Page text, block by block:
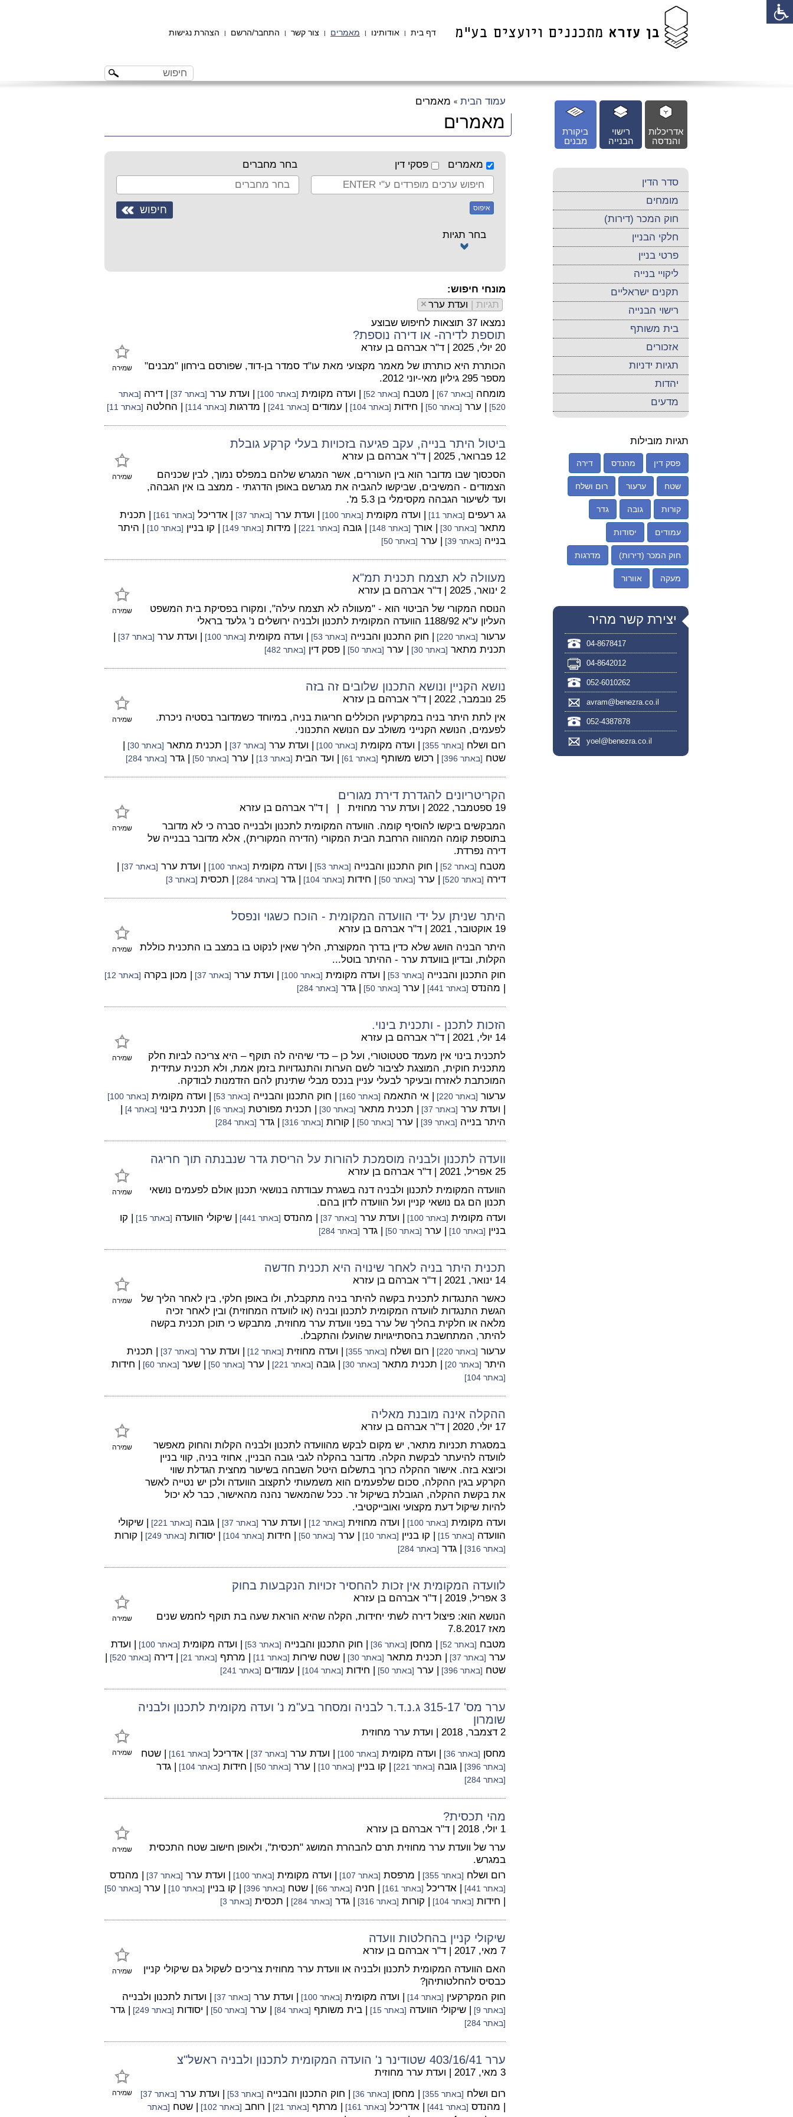
דף בית | אודותינו | מאמרים | צור קשר | התחבר/הרשם | הצהרת נגישות
עמוד הבית » מאמרים
מאמרים
מאמרים פסקי דין בחר מחברים
איפוס
בחר תגיות
מונחי חיפוש:
תגיות | ועדת ערר ×
נמצאו 37 תוצאות לחיפוש שבוצע
תוספת לדירה- או דירה נוספת?
שמירה
20 יולי, 2025 | ד"ר אברהם בן עזרא
הכותרת היא כותרתו של מאמר מקצועי מאת עו"ד סמדר בן-דוד, שפורסם בירחון "מבנים"
מספר 295 גיליון מאי-יוני 2012.
מומחה [באתר 67] | מטבח [באתר 52] | ועדה מקומית [באתר 100] | ועדת ערר [באתר 37] | דירה [באתר
520] | ערר [באתר 50] | חידות [באתר 104] | עמודים [באתר 241] | מדרגות [באתר 114] | החלטה [באתר 11]
ביטול היתר בנייה, עקב פגיעה בזכויות בעלי קרקע גובלת
שמירה
12 פברואר, 2025 | ד"ר אברהם בן עזרא
הסכסוך שבו מדובר הוא בין העוררים, אשר המגרש שלהם במפלס נמוך, לבין שכניהם
הצמודים - המשיבים, שביקשו להגביה את מגרשם באופן הדרגתי - ממצב בו אין הגבהה,
ועד לשיעור הגבהה מקסימלי בן 5.3 מ'.
גג רעפים [באתר 11] | ועדה מקומית [באתר 100] | ועדת ערר [באתר 37] | אדריכל [באתר 161]
| תכנית
מתאר [באתר 30] | אורך [באתר 148] | גובה [באתר 221] | מידות [באתר 149] | קו בניין [באתר 10]
| היתר
בנייה [באתר 39] | ערר [באתר 50]
מעוולה לא תצמח תכנית תמ"א
שמירה
2 ינואר, 2025 | ד"ר אברהם בן עזרא
הנוסח המקורי של הביטוי הוא - "מעוולה לא תצמח עילה", ומקורו בפסיקת בית המשפט
העליון ע"א 1188/92 הוועדה המקומית לתכנון ולבניה ירושלים נ' גלעד בראלי
ערעור [באתר 220] | חוק התכנון והבנייה [באתר 53] | ועדה מקומית [באתר 100] | ועדת ערר [באתר 37]
|
תכנית מתאר [באתר 30] | ערר [באתר 50] | פסק דין [באתר 482]
נושא הקניין ונושא התכנון שלובים זה בזה
שמירה
25 נובמבר, 2022 | ד"ר אברהם בן עזרא
אין לתת היתר בניה במקרקעין הכוללים חריגות בניה, במיוחד כשמדובר בסטיה ניכרת.
לפעמים, הנושא הקנייני משולב עם הנושא התכנוני.
רום ושלח [באתר 355] | ועדה מקומית [באתר 100] | ועדת ערר [באתר 37] | תכנית מתאר [באתר 30]
|
שטח [באתר 396] | רכוש משותף [באתר 61] | ועד הבית [באתר 13] | ערר [באתר 50] | גדר [באתר 284]
הקריטריונים להגדרת דירת מגורים
שמירה
19 ספטמבר, 2022 | ועדת ערר מחוזית |
| ד"ר אברהם בן עזרא
המבקשים ביקשו להוסיף קומה. הוועדה המקומית לתכנון ולבנייה סברה כי לא מדובר
בתוספת קומה המהווה הרחבת הבית המקורי (הדירה המקורית), אלא מדובר בבנייה של
דירה נפרדת.
מטבח [באתר 52] | חוק התכנון והבנייה [באתר 53] | ועדה מקומית [באתר 100] | ועדת ערר [באתר 37]
|
דירה [באתר 520] | ערר [באתר 50] | חידות [באתר 104] | גדר [באתר 284] | תכסית [באתר 3]
היתר שניתן על ידי הוועדה המקומית - הוכח כשגוי ונפסל
שמירה
19 אוקטובר, 2021 | ד"ר אברהם בן עזרא
היתר הבניה הושג שלא כדין בדרך המקוצרת, הליך שאין לנקוט בו במצב בו התכנית כוללת
הקלות, ובדיון בוועדת ערר - ההיתר בוטל...
חוק התכנון והבנייה [באתר 53] | ועדה מקומית [באתר 100] | ועדת ערר [באתר 37] | מכון בקרה [באתר 12]
| מהנדס [באתר 441] | ערר [באתר 50] | גדר [באתר 284]
הזכות לתכנן - ותכנית בינוי.
שמירה
14 יולי, 2021 | ד"ר אברהם בן עזרא
לתכנית בינוי אין מעמד סטטוטורי, ועל כן – כדי שיהיה לה תוקף – היא צריכה לביות חלק
מתכנית חוקית, המוצגת לציבור לשם הערות והתנגדויות בזמן אמת, ולא תכנית עתידית
המוכתבת לאזרח ובעיקר לבעלי עניין בנכס מבלי שתינתן להם הזדמנות לבודקה.
ערעור [באתר 220] | אי התאמה [באתר 160] | חוק התכנון והבנייה [באתר 53] | ועדה מקומית [באתר 100]
| ועדת ערר [באתר 37] | תכנית מתאר [באתר 30] | תכנית מפורטת [באתר 6] | תכנית בינוי [באתר 4]
|
היתר בנייה [באתר 39] | ערר [באתר 50] | קורות [באתר 316] | גדר [באתר 284]
וועדה לתכנון ולבניה מוסמכת להורות על הריסת גדר שנבנתה תוך חריגה
שמירה
25 אפריל, 2021 | ד"ר אברהם בן עזרא
הוועדה המקומית לתכנון ולבניה דנה בשגרת עבודתה בנושאי תכנון אולם לפעמים נושאי
תכנון הם גם נושאי קניין ועל הוועדה לדון בהם.
ועדה מקומית [באתר 100] | ועדת ערר [באתר 37] | מהנדס [באתר 441] | שיקולי הוועדה [באתר 15]
| קו
בניין [באתר 10] | ערר [באתר 50] | גדר [באתר 284]
תכנית היתר בניה לאחר שינויה היא תכנית חדשה
שמירה
14 ינואר, 2021 | ד"ר אברהם בן עזרא
כאשר התנגדות לתכנית בקשה להיתר בניה מתקבלת, ולו באופן חלקי, בין לאחר הליך של
הגשת התנגדות לוועדה המקומית לתכנון ובניה (או לוועדה המחוזית) ובין לאחר זכיה
מלאה או חלקית בהליך של ערר בפני וועדת ערר מחוזית, מתבקש כי תוכן תכנית בקשה
להיתר, המתחשבת בהסתייגויות שהועלו והתקבלו.
ערעור [באתר 220] | רום ושלח [באתר 355] | ועדה מחוזית [באתר 12] | ועדת ערר [באתר 37]
| תכנית
היתר [באתר 20] | תכנית מתאר [באתר 30] | גובה [באתר 221] | ערר [באתר 50] | שער [באתר 60] | חידות
[באתר 104]
ההקלה אינה מובנת מאליה
שמירה
17 יולי, 2020 | ד"ר אברהם בן עזרא
במסגרת תכניות מתאר, יש מקום לבקש מהוועדה לתכנון ולבניה הקלות והחוק מאפשר
לוועדה להיעתר לבקשת הקלה. מדובר בהקלה לגבי גובה הבניין, אחוזי בניה, קווי בניין
וכיוצא בזה. אישור ההקלה כרוך בתשלום היטל השבחה בשיעור מחצית הגדלת שווי
הקרקע בגין ההקלה, סכום שלפעמים הוא משמעותי לתקצוב הוועדה ולכן יש נטייה לאשר
את בקשת ההקלה, הגובלת בשיקול זר. ככל שהמאשר נהנה מהאישור, כבר לא יכול
להיות שיקול דעת מקצועי ואובייקטיבי.
ועדה מקומית [באתר 100] | ועדה מחוזית [באתר 12] | ועדת ערר [באתר 37] | גובה [באתר 221]
| שיקולי
הוועדה [באתר 15] | קו בניין [באתר 10] | ערר [באתר 50] | חידות [באתר 104] | יסודות [באתר 249] | קורות
[באתר 316] | גדר [באתר 284]
לוועדה המקומית אין זכות להחסיר זכויות הנקבעות בחוק
שמירה
3 אפריל, 2019 | ד"ר אברהם בן עזרא
הנושא הוא: פיצול דירה לשתי יחידות, הקלה שהיא הוראת שעה בת תוקף לחמש שנים
מאז 7.8.2017
מטבח [באתר 52] | מחסן [באתר 36] | חוק התכנון והבנייה [באתר 53] | ועדה מקומית [באתר 100]
| ועדת
ערר [באתר 37] | תכנית מתאר [באתר 30] | שטח שירות [באתר 11] | מרתף [באתר 21] | דירה [באתר 520]
|
שטח [באתר 396] | ערר [באתר 50] | חידות [באתר 104] | עמודים [באתר 241]
ערר מס' 315-17 ג.נ.ד.ר לבניה ומסחר בע"מ נ' ועדה מקומית לתכנון ולבניה
שומרון
שמירה
2 דצמבר, 2018 | ועדת ערר מחוזית
מחסן [באתר 36] | ועדה מקומית [באתר 100] | ועדת ערר [באתר 37] | אדריכל [באתר 161] | שטח
[באתר 396] | גובה [באתר 221] | קו בניין [באתר 10] | ערר [באתר 50] | חידות [באתר 104] | גדר
[באתר 284]
מהי תכסית?
שמירה
1 יולי, 2018 | ד"ר אברהם בן עזרא
ערר של וועדת ערר מחוזית תרם להבהרת המושג "תכסית", ולאופן חישוב שטח התכסית
במגרש.
רום ושלח [באתר 355] | מרפסת [באתר 107] | ועדה מקומית [באתר 100] | ועדת ערר [באתר 37] | מהנדס
[באתר 441] | אדריכל [באתר 161] | חניה [באתר 66] | שטח [באתר 396] | קו בניין [באתר 10] | ערר [באתר 50]
| חידות [באתר 104] | קורות [באתר 316] | גדר [באתר 284] | תכסית [באתר 3]
שיקולי קניין בהחלטות וועדה
שמירה
7 מאי, 2017 | ד"ר אברהם בן עזרא
האם הוועדה המקומית לתכנון ולבניה או וועדת ערר מחוזית צריכים לשקול גם שיקולי קניין
כבסיס להחלטותיהן?
חוק המקרקעין [באתר 14] | ועדה מקומית [באתר 100] | ועדת ערר [באתר 37] | ועדות לתכנון ולבנייה
[באתר 9] | שיקולי הוועדה [באתר 15] | בית משותף [באתר 84] | ערר [באתר 50] | יסודות [באתר 249] | גדר
[באתר 284]
ערר 403/16/41 שטודינר נ' הועדה המקומית לתכנון ולבניה ראשל"צ
שמירה
3 מאי, 2017 | ועדת ערר מחוזית
רום ושלח [באתר 355] | מחסן [באתר 36] | חוק התכנון והבנייה [באתר 53] | ועדת ערר [באתר 37]
| מהנדס [באתר 441] | אדריכל [באתר 161] | מרתף [באתר 21] | רוחב [באתר 102] | שטח [באתר
ביקורת
מבנים
רישוי
הבנייה
אדריכלות
והנדסה
סדר הדין
מומחים
חוק המכר (דירות)
חלקי הבניין
פרטי בניין
ליקויי בנייה
תקנים ישראליים
רישוי הבנייה
בית משותף
אזכורים
תגיות ידניות
יהדות
מדעים
תגיות מובילות
פסק דין מהנדס דירה
שטח ערעור רום ושלח
קורות גובה גדר
עמודים יסודות
חוק המכר (דירות) מדרגות
מעקה אוורור
יצירת קשר מהיר
04-8678417
04-8642012
052-6010262
avram@benezra.co.il
052-4387878
yoel@benezra.co.il